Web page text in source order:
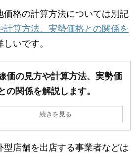
価格の計算方法については別記
計算方法、実勢価格との関係を
しいです。
価の見方や計算方法、実勢価
の関係を解説します。
続きを見る
型店舗を出店する事業者などは